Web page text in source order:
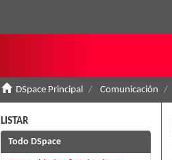
DSpace Principal Comunicación
LISTAR
Todo DSpace